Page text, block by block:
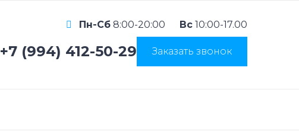
Пн-Сб 8:00-20:00 Вс 10:00-17.00
+7 (994) 412-50-29 Заказать звонок